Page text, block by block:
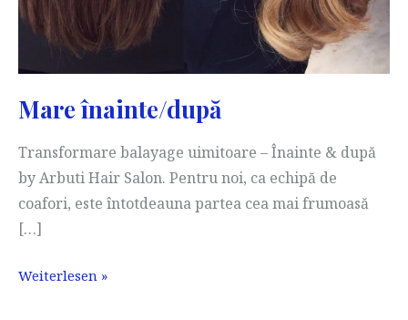
Mare înainte/după
Transformare balayage uimitoare – Înainte & după
by Arbuti Hair Salon. Pentru noi, ca echipă de
coafori, este întotdeauna partea cea mai frumoasă
[…]
Mare
Weiterlesen »